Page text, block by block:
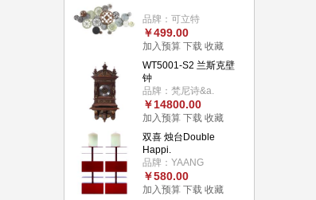
品牌：可立特
￥499.00
加入预算 下载 收藏
WT5001-S2 兰斯克壁
钟
品牌：梵尼诗&a.
￥14800.00
加入预算 下载 收藏
双喜 烛台Double
Happi.
品牌：YAANG
￥580.00
加入预算 下载 收藏